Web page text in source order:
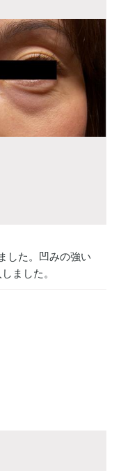
した。凹みの強い
ました。